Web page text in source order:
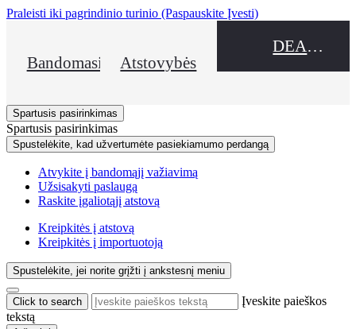
Praleisti iki pagrindinio turinio (Paspauskite Įvesti)
Bandomasis važiavimas
Atstovybės
DEALER NAME
Spartusis pasirinkimas
Spartusis pasirinkimas
Spustelėkite, kad užvertumėte pasiekiamumo perdangą
Atvykite į bandomąjį važiavimą
Užsisakyti paslaugą
Raskite įgaliotąjį atstovą
Kreipkitės į atstovą
Kreipkitės į importuotoją
Spustelėkite, jei norite grįžti į ankstesnį meniu
Click to search
Įveskite paieškos
tekstą